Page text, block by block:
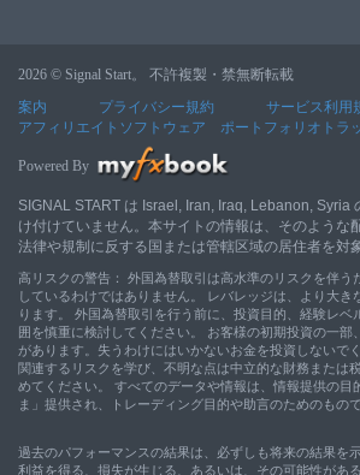
2026 © Signal Start。 不許複製・禁無断転載
案内
プライバシー規約 サービス利用
アフィリエイトソフトウェア
ポートフォリオトラ
Powered By
SIGNAL START は Israel, Iran, Iraq, Lebanon, Syria
け付けていません。本サイトの情報は、そのような
法律や規制に反する国または管轄区域の居住者を対
高リスクの警告： 外国為替取引は高水準のリスクを伴う
しているわけではありません。 レバレッジは、より大き
ります。 外国為替取引を行う前に、投資目的、経験レベ
囲を慎重に検討してください。 お客様の初期投資の一部
があります。失うわけにはいかないお金を投資しないで
関連するリスクを学び、不明な点は中立的な財務または
めてください。 すべてのデータや情報は、情報提供の目
ま」提供され、トレーディング目的や助言のためのもの
過去のパフォーマンスの結果は、必ずしも将来の結果を
利益を得る、損失が生じる、あるいは、その可能性があ